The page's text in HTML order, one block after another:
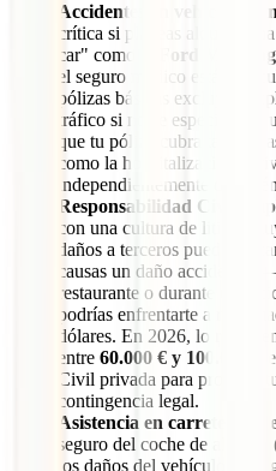
Accidentes en vehículos a
crítica si planeas alquilar una
car" como el
Ford Mustang
el seguro médico estándar
pólizas básicas excluyen
tráfico si no se especifica el
que tu póliza cubra tanto la
como la hospitalización
independientemente de
Responsabilidad Civil
con una cultura de litigio
daños a terceros pueden
causas un daño accidental
restaurante o durante un
podrías enfrentarte a
dólares. En 2026, lo
entre 60.000 € y 100.000 €
Civil privada para proteger
contingencia legal.
Asistencia en carretera y
seguro del coche de
los daños del vehículo, tu